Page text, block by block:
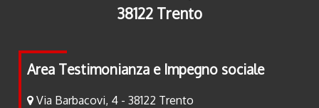
38122 Trento
Area Testimonianza e Impegno sociale
Via Barbacovi, 4 - 38122 Trento